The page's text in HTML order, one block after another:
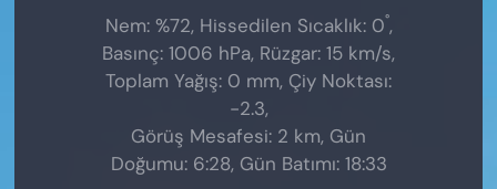
Nem: %72, Hissedilen Sıcaklık: 0°,
Basınç: 1006 hPa, Rüzgar: 15 km/s,
Toplam Yağış: 0 mm, Çiy Noktası:
-2.3,
Görüş Mesafesi: 2 km, Gün
Doğumu: 6:28, Gün Batımı: 18:33